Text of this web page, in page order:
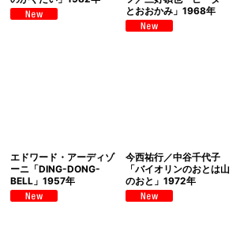
とおおかみ」1968年
エドワード・アーディゾ
ーニ「DING-DONG-
BELL」1957年
今西祐行／中谷千代子
「バイオリンのおとは山
のおと」1972年